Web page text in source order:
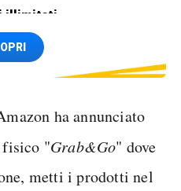
illimitati
ha annunciato
"Grab&Go" dove
metti i prodotti nel